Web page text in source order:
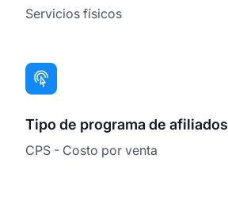
Servicios físicos
Tipo de programa de afiliados
CPS - Costo por venta